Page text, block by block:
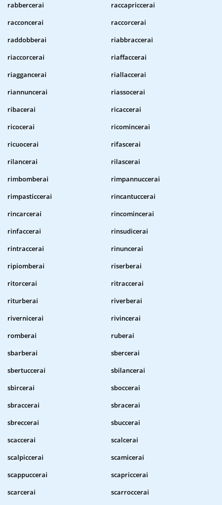
rabbercerai
raccapriccerai
racconcerai
raccorcerai
raddobberai
riabbraccerai
riaccorcerai
riaffaccerai
riaggancerai
riallaccerai
riannuncerai
riassocerai
ribacerai
ricaccerai
ricocerai
ricomincerai
ricuocerai
rifascerai
rilancerai
rilascerai
rimbomberai
rimpannuccerai
rimpasticcerai
rincantuccerai
rincarcerai
rincomincerai
rinfaccerai
rinsudicerai
rintraccerai
rinuncerai
ripiomberai
riserberai
ritorcerai
ritraccerai
riturberai
riverberai
rivernicerai
rivincerai
romberai
ruberai
sbarberai
sbercerai
sbertuccerai
sbilancerai
sbircerai
sboccerai
sbraccerai
sbracerai
sbreccerai
sbuccerai
scaccerai
scalcerai
scalpiccerai
scamicerai
scappuccerai
scapriccerai
scarcerai
scarroccerai